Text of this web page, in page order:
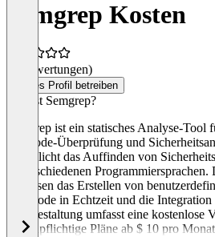
Semgrep Kosten
(0 Bewertungen)
Dieses Profil betreiben
Was ist Semgrep?
Semgrep ist ein statisches Analyse-
zur Code-Überprüfung und
ermöglicht das Auffinden von
in verschiedenen
umfassen das Erstellen von
von Code in Echtzeit und die
Preisgestaltung umfasst eine kostenlose
kostenpflichtige Pläne ab $ 10 pro